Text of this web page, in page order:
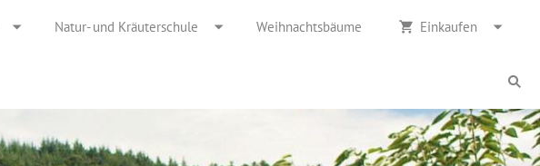
Natur- und Kräuterschule Weihnachtsbäume Einkaufen